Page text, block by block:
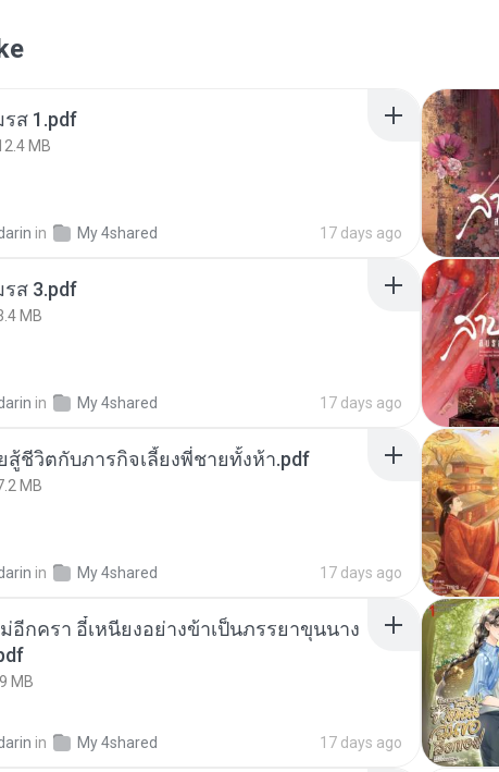
ส 1.pdf
MB
in My 4shared 17 days ago
ส 3.pdf
MB
in My 4shared 17 days ago
สู้ชีวิตกับภารกิจเลี้ยงพี่ชายทั้งห้า.pdf
MB
in My 4shared 17 days ago
อีกครา อี๋เหนียงอย่างข้าเป็นภรรยาขุนนาง
MB
in My 4shared 17 days ago